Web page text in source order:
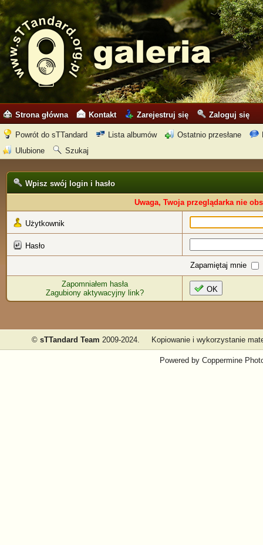
Strona główna Kontakt Zarejestruj się Zaloguj się
Powrót do sTTandard Lista albumów Ostatnio przesłane
Ulubione
Szukaj
Wpisz swój login i hasło
Uwaga, Twoja przeglądarka nie
Użytkownik
Hasło
Zapamiętaj mnie
Zapomniałem hasła
Zagubiony aktywacyjny link?
OK
© sTTandard Team 2009-2024. Kopiowanie i wykorzystanie
Powered by Coppermine